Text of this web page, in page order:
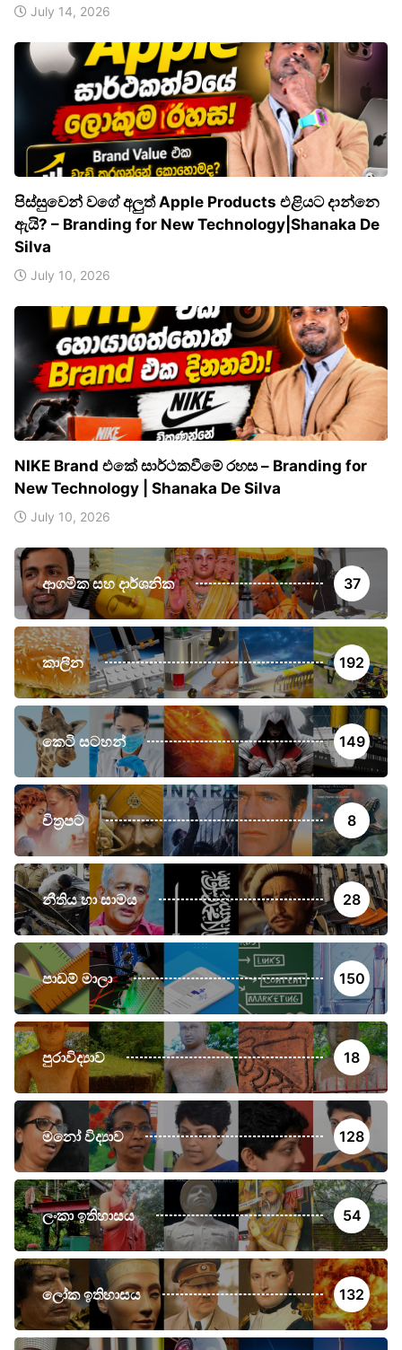
July 14, 2026
පිස්සුවෙන් වගේ අලුත් Apple Products එළියට දාන්නෙ
ඇයි? – Branding for New Technology|Shanaka De
Silva
July 10, 2026
NIKE Brand එකේ සාර්ථකවීමේ රහස – Branding for
New Technology | Shanaka De Silva
July 10, 2026
ආගමික සහ දාර්ශනික 37
කාලීන 192
කෙටි සටහන් 149
චිත්‍රපට 8
නීතිය හා සාමය 28
පාඩම් මාලා 150
පුරාවිද්‍යාව 18
මනෝ විද්‍යාව 128
ලංකා ඉතිහාසය 54
ලෝක ඉතිහාසය 132